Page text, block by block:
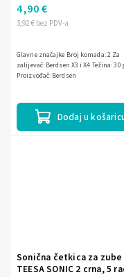
3,92 € bez PDV-a
4,90 €
Dodaj u
Glavne značajke Broj komada: 2 Za
zalijevač: Berdsen X3 i X4 Težina: 30
Proizvođač: Berdsen
Sonična četkica za zube
TEESA SONIC 2 crna, 5